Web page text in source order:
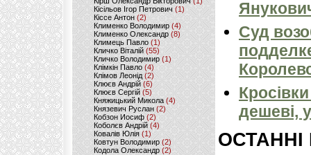
Кісільов Ігор Петрович (1)
Кіссе Антон (2)
Клименко Володимир(4)
Клименко Олександр (8)
Климець Павло (1)
Кличко Віталій(55)
Кличко Володимир (1)
Клімкін Павло (4)
Клімов Леонід(2)
Клюєв Андрій(6)
Клюєв Сергій (5)
Княжицький Микола(4)
Князевич Руслан (2)
Кобзон Иосиф(2)
Коболєв Андрій (4)
Ковалів Юлія(1)
Ковтун Володимир (2)
Кодола Олександр (2)
Суд
дешеві,
ОСТАННІ